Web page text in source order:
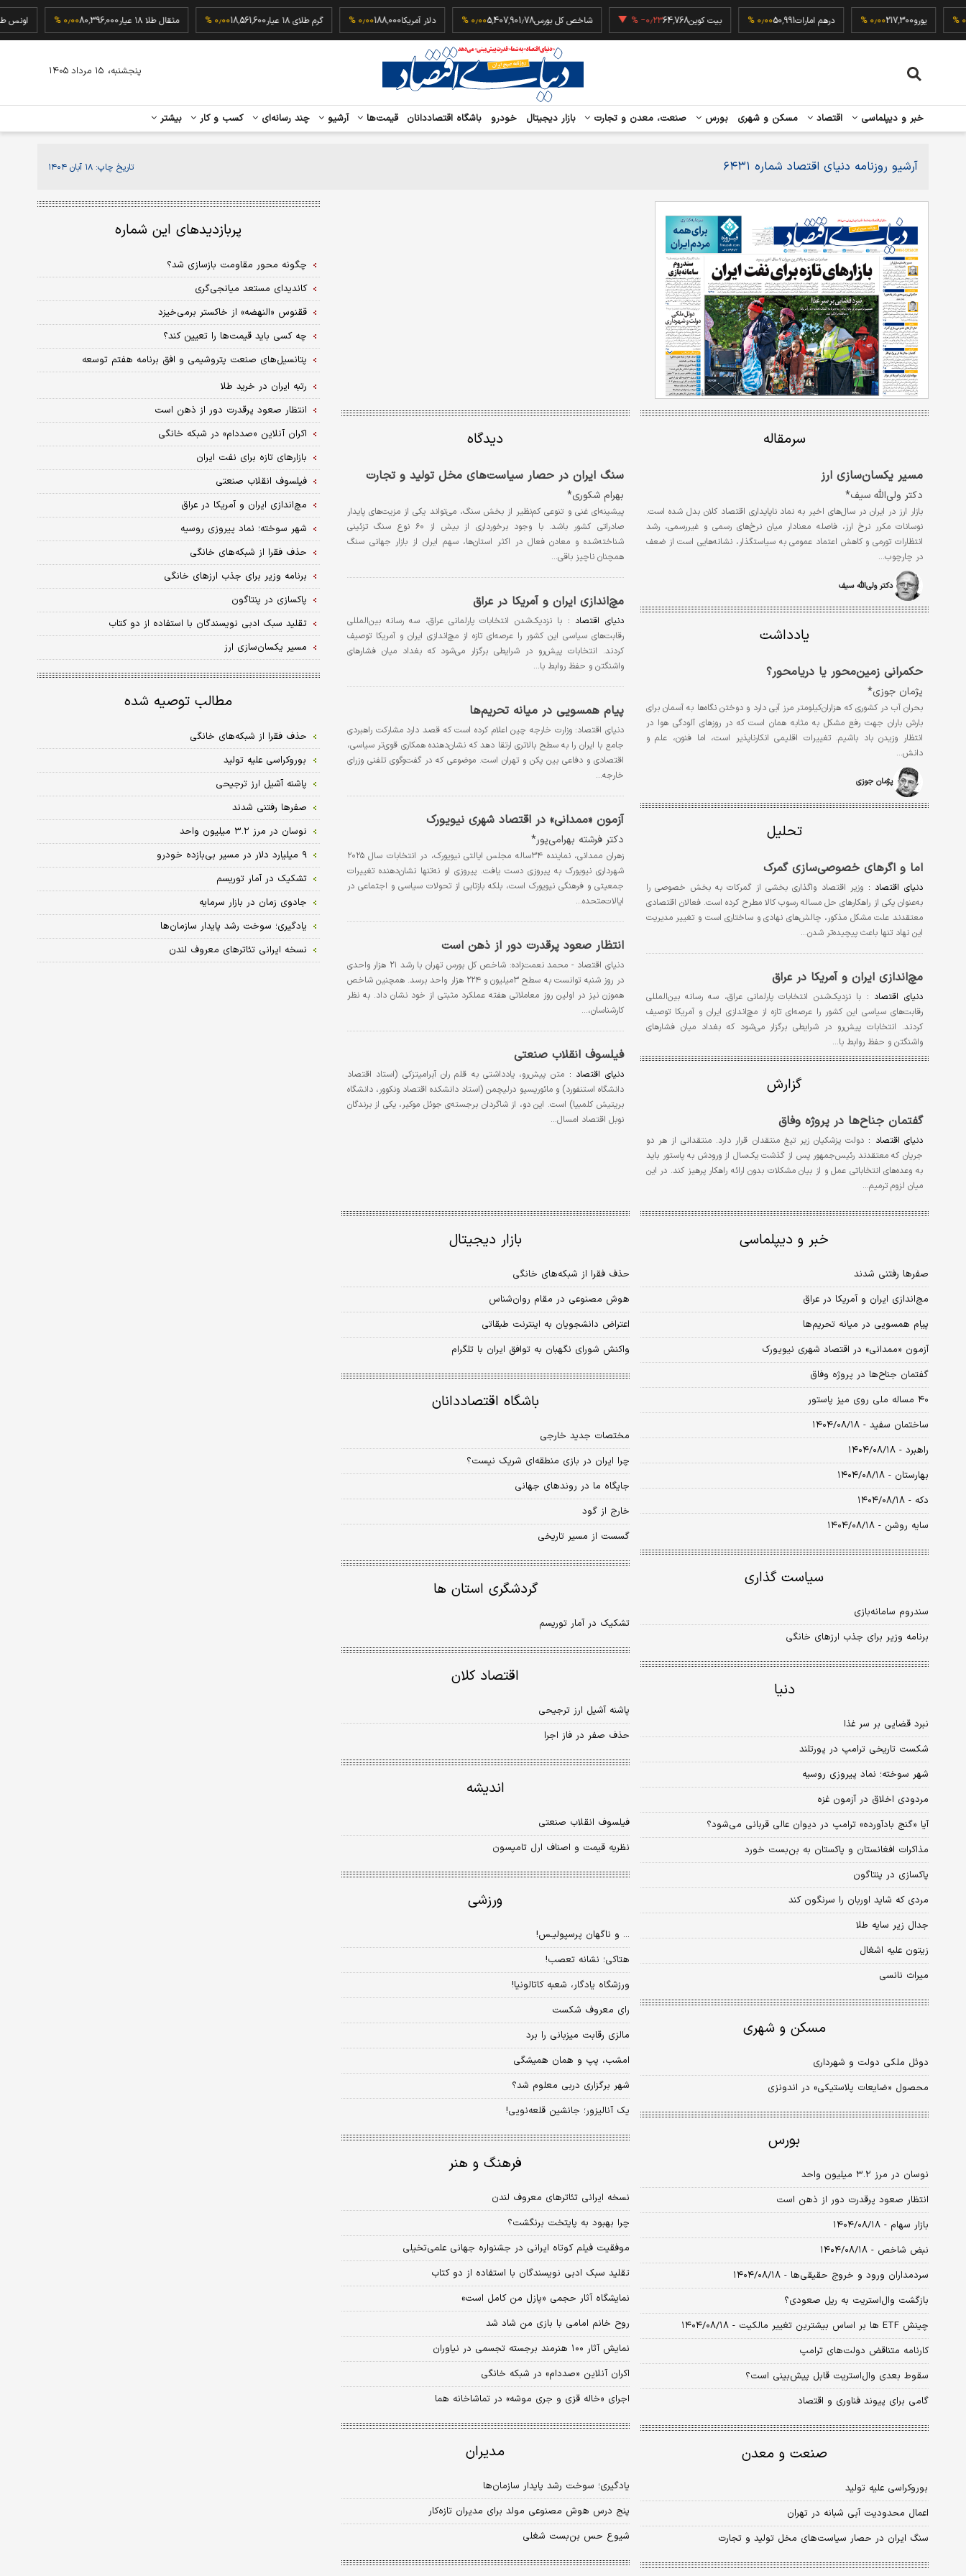
۰٫۰۰ % یورو217,300۰٫۰۰ % درهم امارات50,991۰٫۰۰ % بیت کوین64,768 ‎−۰٫۲۳ % شاخص کل بورس5,407,901.78۰٫۰۰ % دلار آمریکا188,000۰٫۰۰ % گرم طلای ۱۸ عیار 18,561,600۰٫۰۰ % مثقال طلا ۱۸ عیار 80,396,000۰٫۰۰ %
خبر و دیپلماسی اقتصاد مسکن و شهری بورس صنعت، معدن و تجارت بازار دیجیتال خودرو باشگاه اقتصاددانان قیمت‌ها آرشیو چند رسانه‌ای کسب و کار بیشتر
پنجشنبه، ۱۵ مرداد ۱۴۰۵
آرشیو روزنامه دنیای اقتصاد شماره ۶۴۳۱ تاریخ چاپ: ۱۸ آبان ۱۴۰۴
سرمقاله
مسیر یکسان‌سازی ارز
دکتر ولی‌الله سیف*
بازار ارز در ایران در سال‌های اخیر به نماد ناپایداری اقتصاد کلان بدل شده است.
نوسانات مکرر نرخ ارز، فاصله معنادار میان نرخ‌های رسمی و غیررسمی، رشد
انتظارات تورمی و کاهش اعتماد عمومی به سیاستگذار، نشانه‌هایی است از ضعف
در چارچوب…
دکتر ولی‏‏‌الله سیف
یادداشت
حکمرانی زمین‌محور یا دریا‌محور؟
پژمان جوزی*
بحران آب در کشوری که هزاران‌کیلومتر مرز آبی دارد و دوختن نگاه‌ها به آسمان برای
بارش باران جهت رفع مشکل به مثابه همان است که در روزهای آلودگی هوا در
انتظار وزیدن باد باشیم. تغییرات اقلیمی انکار‌ناپذیر است، اما فنون، علم و
دانش…
پژمان جوزی
تحلیل
اما و اگرهای خصوصی‌سازی گمرک
دنیای اقتصاد :وزیر اقتصاد واگذاری بخشی از گمرکات به بخش خصوصی را
به‌عنوان یکی از راهکارهای حل مساله رسوب کالا مطرح کرده است. فعالان اقتصادی
معتقدند علت مشکل مذکور، چالش‌های نهادی و ساختاری است و تغییر مدیریت
این نهاد تنها باعث پیچیده‌تر شدن…
مچ‌اندازی ایران و آمریکا در عراق
دنیای اقتصاد :با نزدیک‌شدن انتخابات پارلمانی عراق، سه رسانه بین‌المللی
رقابت‌های سیاسی این کشور را عرصه‌ای تازه از مچ‌اندازی ایران و آمریکا توصیف
کردند. انتخابات پیش‌رو در شرایطی برگزار می‌شود که بغداد میان فشارهای
واشنگتن و حفظ روابط با…
گزارش
گفتمان جناح‌ها در پروژه وفاق
دنیای اقتصاد :دولت پزشکیان زیر تیغ منتقدان قرار دارد. منتقدانی از هر دو
جریان که معتقدند رئیس‌جمهور پس از گذشت یک‌سال از ورودش به پاستور باید
به وعده‌های انتخاباتی عمل و از بیان مشکلات بدون ارائه راهکار پرهیز کند. در این
میان لزوم ترمیم…
دیدگاه
سنگ ایران در حصار سیاست‌های مخل تولید و تجارت
بهرام شکوری*
پیشینه‌ای غنی و تنوعی کم‌نظیر از بخش سنگ، می‌تواند یکی از مزیت‌های پایدار
صادراتی کشور باشد. با وجود برخورداری از بیش از ۶۰ نوع سنگ تزئینی
شناخته‌شده و معادن فعال در اکثر استان‌ها، سهم ایران از بازار جهانی سنگ
همچنان ناچیز باقی…
مچ‌اندازی ایران و آمریکا در عراق
دنیای اقتصاد :با نزدیک‌شدن انتخابات پارلمانی عراق، سه رسانه بین‌المللی
رقابت‌های سیاسی این کشور را عرصه‌ای تازه از مچ‌اندازی ایران و آمریکا توصیف
کردند. انتخابات پیش‌رو در شرایطی برگزار می‌شود که بغداد میان فشارهای
واشنگتن و حفظ روابط با…
پیام همسویی در میانه تحریم‌ها
دنیای اقتصاد: وزارت خارجه چین اعلام کرده است که قصد دارد مشارکت راهبردی
جامع با ایران را به سطح بالاتری ارتقا دهد که نشان‌دهنده همکاری قوی‌تر سیاسی،
اقتصادی و دفاعی بین پکن و تهران است. موضوعی که در گفت‌وگوی تلفنی وزرای
خارجه…
آزمون «ممدانی» در اقتصاد شهری نیویورک
دکتر فرشته بهرامی‌پور*
زهران ممدانی، نماینده ۳۴ساله مجلس ایالتی نیویورک، در انتخابات سال ۲۰۲۵
شهرداری نیویورک به پیروزی دست یافت. پیروزی او نه‌تنها نشان‌دهنده تغییرات
جمعیتی و فرهنگی نیویورک است، بلکه بازتابی از تحولات سیاسی و اجتماعی در
ایالات‌متحده…
انتظار صعود پرقدرت دور از ذهن است
دنیای اقتصاد - محمد نعمت‌زاده: شاخص کل بورس تهران با رشد ۲۱ هزار واحدی
در روز شنبه توانست به سطح ۳‌میلیون و ۲۲۴ هزار واحد برسد. همچنین شاخص
هموزن نیز در اولین روز معاملاتی هفته عملکرد مثبتی از خود نشان داد. به نظر
کارشناسان،…
فیلسوف انقلاب صنعتی
دنیای اقتصاد :متن پیش‌رو، یادداشتی به قلم ران آبرامیتزکی (استاد اقتصاد
دانشگاه استنفورد) و مائوریسیو درلیچمن (استاد دانشکده اقتصاد ونکوور، دانشگاه
بریتیش کلمبیا) است. این دو، از شاگردان برجسته‌ی جوئل موکیر، یکی از برندگان
نوبل اقتصاد امسال…
خبر و دیپلماسی
صفرها رفتنی شدند
مچ‌اندازی ایران و آمریکا در عراق
پیام همسویی در میانه تحریم‌ها
آزمون «ممدانی» در اقتصاد شهری نیویورک
گفتمان جناح‌ها در پروژه وفاق
۴۰ مساله ملی روی میز پاستور
ساختمان سفید - ۱۴۰۴/۰۸/۱۸
راهبرد - ۱۴۰۴/۰۸/۱۸
بهارستان - ۱۴۰۴/۰۸/۱۸
دکه - ۱۴۰۴/۰۸/۱۸
سایه روشن - ۱۴۰۴/۰۸/۱۸
سیاست گذاری
سندروم سامانه‌بازی
برنامه وزیر برای جذب ارزهای خانگی
دنیا
نبرد قضایی بر سر غذا
شکست تاریخی ترامپ در پورتلند
شهر سوخته؛ نماد پیروزی روسیه
مردودی اخلاق در آزمون غزه
آیا «گنج بادآورده» ترامپ در دیوان عالی قربانی می‌شود؟
مذاکرات افغانستان و پاکستان به بن‌بست خورد
پاکسازی در پنتاگون
مردی که شاید اوربان را سرنگون کند
جدال زیر سایه طلا
زیتون علیه اشغال
میراث نانسی
مسکن و شهری
دوئل ملکی دولت و شهرداری
محصول «ضایعات پلاستیکی» در اندونزی
بورس
نوسان در مرز ۳.۲‌ میلیون واحد
انتظار صعود پرقدرت دور از ذهن است
بازار سهام - ۱۴۰۴/۰۸/۱۸
نبض شاخص - ۱۴۰۴/۰۸/۱۸
سردمداران ورود و خروج حقیقی‌ها - ۱۴۰۴/۰۸/۱۸
بازگشت وال‌استریت به ریل صعودی؟
چینش ETF ها بر اساس بیشترین تغییر مالکیت - ۱۴۰۴/۰۸/۱۸
کارنامه متناقض دولت‌های ترامپ
سقوط بعدی وال‌استریت قابل ‌پیش‌بینی است؟
گامی برای پیوند فناوری و اقتصاد
صنعت و معدن
بوروکراسی علیه تولید
اعمال محدودیت آبی شبانه در تهران
سنگ ایران در حصار سیاست‌های مخل تولید و تجارت
بازار دیجیتال
حذف فقرا از شبکه‌های خانگی
هوش مصنوعی در مقام روان‌شناس
اعتراض دانشجویان به اینترنت طبقاتی
واکنش شورای نگهبان به توافق ایران با تلگرام
باشگاه اقتصاددانان
مختصات جدید خارجی
چرا ایران در بازی منطقه‌ای شریک نیست؟
جایگاه ما در روندهای جهانی
خارج از گود
گسست از مسیر تاریخی
گردشگری استان ها
تشکیک در آمار توریسم
اقتصاد کلان
پاشنه آشیل ارز ترجیحی
حذف صفر در فاز اجرا
اندیشه
فیلسوف انقلاب صنعتی
نظریه قیمت و اصناف ارل تامپسون
ورزشی
... و ناگهان پرسپولیـس!
هتاکی؛ نشانه تعصب!
ورزشگاه یادگار، شعبه کاتالونیا!
رای معروف شکست
مالزی رقابت میزبانی را برد
امشب، پپ و همان همیشگی
شهر برگزاری دربی معلوم شد؟
یک آنالیزور؛ جانشین قلعه‌نویی!
فرهنگ و هنر
نسخه ایرانی تئاترهای معروف لندن
چرا بهبود به پایتخت برنگشت؟
موفقیت فیلم کوتاه ایرانی در جشنواره جهانی علمی‌تخیلی
تقلید سبک ادبی نویسندگان با استفاده از دو کتاب
نمایشگاه آثار حجمی «پازل من کامل است»
روح خانم امامی با بازی من شاد شد
نمایش آثار ۱۰۰ هنرمند برجسته تجسمی در نیاوران
اکران آنلاین «صددام» در شبکه خانگی
اجرای «خاله قزی و جری موشه» در تماشاخانه هما
مدیران
یادگیری؛ سوخت رشد پایدار سازمان‌ها
پنج درس هوش مصنوعی مولد برای مدیران تازه‌کار
شیوع حس بن‌بست شغلی
پربازدیدهای این شماره
چگونه محور مقاومت بازسازی شد؟
کاندیدای مستعد میانجی‌گری
ققنوس «النهضه» از خاکستر برمی‌خیزد
چه کسی باید قیمت‌ها را تعیین کند؟
پتانسیل‌های صنعت پتروشیمی و افق برنامه هفتم توسعه
رتبه ایران در خرید طلا
انتظار صعود پرقدرت دور از ذهن است
اکران آنلاین «صددام» در شبکه خانگی
بازارهای تازه برای نفت ایران
فیلسوف انقلاب صنعتی
مچ‌اندازی ایران و آمریکا در عراق
شهر سوخته؛ نماد پیروزی روسیه
حذف فقرا از شبکه‌های خانگی
برنامه وزیر برای جذب ارزهای خانگی
پاکسازی در پنتاگون
تقلید سبک ادبی نویسندگان با استفاده از دو کتاب
مسیر یکسان‌سازی ارز
مطالب توصیه شده
حذف فقرا از شبکه‌های خانگی
بوروکراسی علیه تولید
پاشنه آشیل ارز ترجیحی
صفرها رفتنی شدند
نوسان در مرز ۳.۲‌ میلیون واحد
۹ میلیارد دلار در مسیر بی‌بازده خودرو
تشکیک در آمار توریسم
جادوی زمان در بازار سرمایه
یادگیری؛ سوخت رشد پایدار سازمان‌ها
نسخه ایرانی تئاترهای معروف لندن